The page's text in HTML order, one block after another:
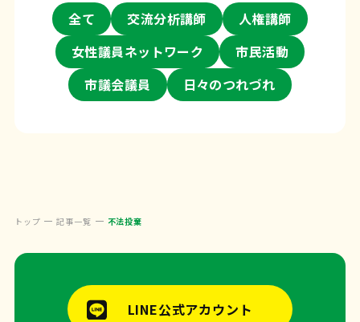
全て 交流分析講師
人権講師
女性議員ネットワーク
市民活動
市議会議員
日々のつれづれ
トップ 記事一覧 不法投棄
LINE公式アカウント